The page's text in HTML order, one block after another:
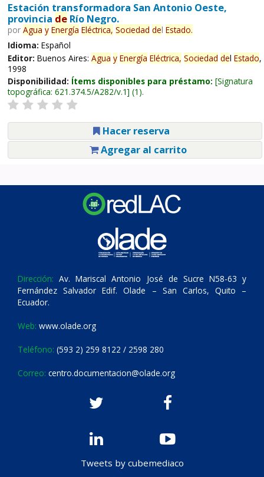
Estación transformadora San Antonio Oeste,
provincia deRío Negro.
por Agua y Energía Eléctrica, Sociedad del Estado.
Idioma: Español
Editor: Buenos Aires: Agua y Energía Eléctrica, Sociedad del Estado,
1998
Disponibilidad: Ítems disponibles para préstamo: Signatura
topográfica: 621.374.5/A282/v.1 (1).
Hacer reserva
Agregar al carrito
Dirección: Av. Mariscal Antonio José de Sucre N58-63 y
Fernández Salvador Edif. Olade – San Carlos, Quito –
Ecuador.
Web: www.olade.org
Teléfono: (593 2) 259 8122 / 2598 280
Correo: centro.documentacion@olade.org
Tweets by cubemediaco